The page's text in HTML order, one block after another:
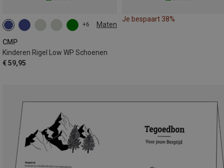
+6 Maten
CMP
Kinderen Rigel Low WP Schoenen
€ 59,95
38 39 40 41
Je bespaart 38%